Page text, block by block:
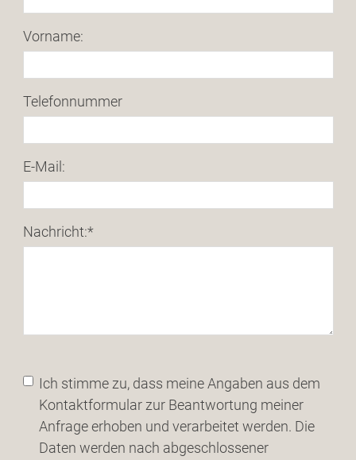
Vorname:
Telefonnummer
E-Mail:
Nachricht:*
Ich stimme zu, dass meine Angaben aus dem
Kontaktformular zur Beantwortung meiner
Anfrage erhoben und verarbeitet werden. Die
Daten werden nach abgeschlossener